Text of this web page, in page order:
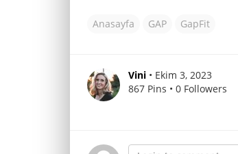
Anasayfa GAP GapFit
Vini • Ekim 3, 2023
867 Pins • 0 Followers